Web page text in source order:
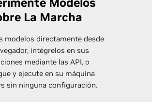
La Marcha
modelos directamente desde
intégrelos en sus
mediante las API, o
y ejecute en su máquina
sin ninguna configuración.